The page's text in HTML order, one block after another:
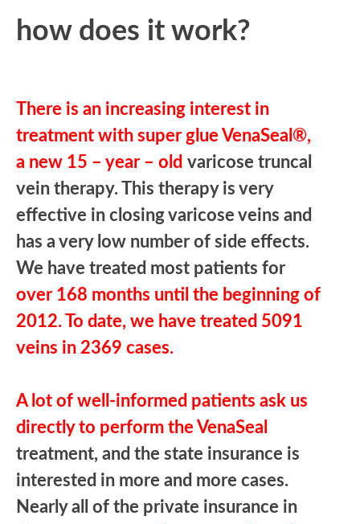
how does it work?
There is an increasing interest in
treatment with super glue VenaSeal®,
a new 15 – year – old varicose truncal
vein therapy. This therapy is very
effective in closing varicose veins and
has a very low number of side effects.
We have treated most patients for
over 168 months until the beginning of
2012. To date, we have treated 5091
veins in 2369 cases.
A lot of well-informed patients ask us
directly to perform the VenaSeal
treatment, and the state insurance is
interested in more and more cases.
Nearly all of the private insurance in